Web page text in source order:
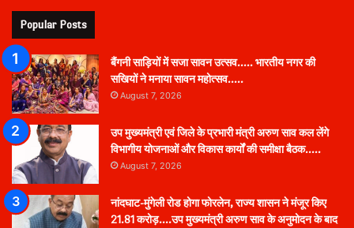
Popular Posts
बैंगनी साड़ियों में सजा सावन उत्सव….. भारतीय नगर की
सखियों ने मनाया सावन महोत्सव…..
August 7, 2026
उप मुख्यमंत्री एवं जिले के प्रभारी मंत्री अरुण साव कल लेंगे
विभागीय योजनाओं और विकास कार्यों की समीक्षा बैठक…..
August 7, 2026
नांदघाट-मुंगेली रोड होगा फोरलेन, राज्य शासन ने मंजूर किए
21.81 करोड़….उप मुख्यमंत्री अरुण साव के अनुमोदन के बाद